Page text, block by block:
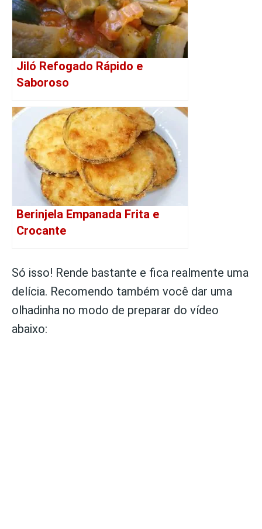
Jiló Refogado Rápido e
Saboroso
Berinjela Empanada Frita e
Crocante
Só isso! Rende bastante e fica realmente uma
delícia. Recomendo também você dar uma
olhadinha no modo de preparar do vídeo
abaixo: